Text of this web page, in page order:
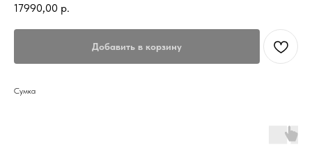
17990,00 р.
Добавить в корзину
Сумка